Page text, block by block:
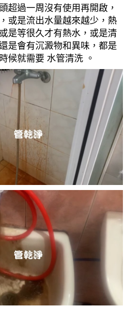
超過一周沒有使用再開啟，
或是流出水量越來越少，熱
是等很久才有熱水，或是清
是會有沉澱物和異味，都是
候就需要 水管清洗 。